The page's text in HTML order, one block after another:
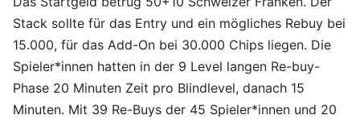
Stack sollte für das Entry und ein mögliches Rebuy bei
15.000, für das Add-On bei 30.000 Chips liegen. Die
Spieler*innen hatten in der 9 Level langen Re-buy-
Phase 20 Minuten Zeit pro Blindlevel, danach 15
Minuten. Mit 39 Re-Buys der 45 Spieler*innen und 20